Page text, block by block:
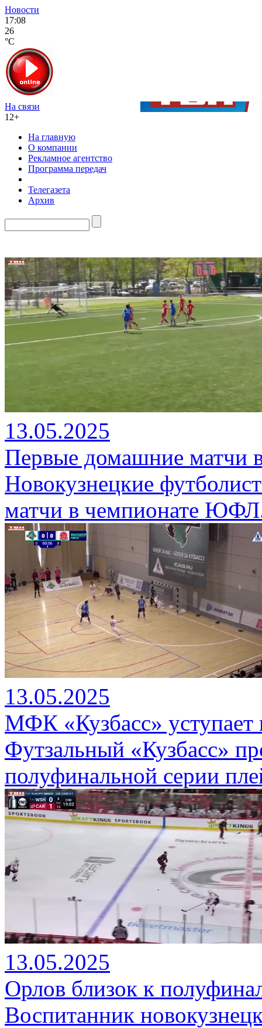
Новости
17:08
26
°C
На связи
12+
На главную
О компании
Рекламное агентство
Программа передач
Телегазета
Архив
13.05.2025
Первые домашние матчи
Новокузнецкие
матчи в чемпионате
13.05.2025
МФК «Кузбасс»
Футзальный «Кузбасс»
полуфинальной серии
13.05.2025
Орлов близок к
Воспитанник